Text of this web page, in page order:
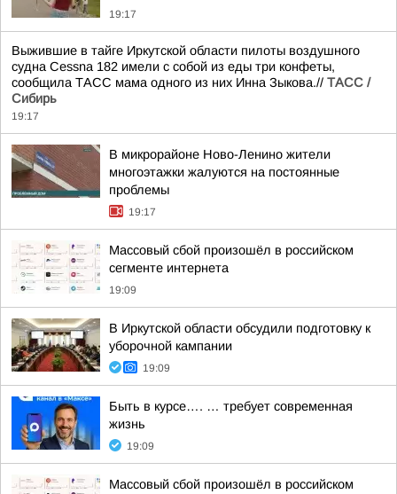
19:17
Выжившие в тайге Иркутской области пилоты воздушного
судна Cessna 182 имели с собой из еды три конфеты,
сообщила ТАСС мама одного из них Инна Зыкова.// ТАСС /
Сибирь
19:17
В микрорайоне Ново-Ленино жители
многоэтажки жалуются на постоянные
проблемы
19:17
Массовый сбой произошёл в российском
сегменте интернета
19:09
В Иркутской области обсудили подготовку к
уборочной кампании
19:09
Быть в курсе…. … требует современная
жизнь
19:09
Массовый сбой произошёл в российском